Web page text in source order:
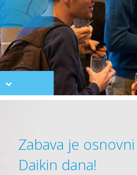
Scroll
to
Zabava je
Daikin dana!